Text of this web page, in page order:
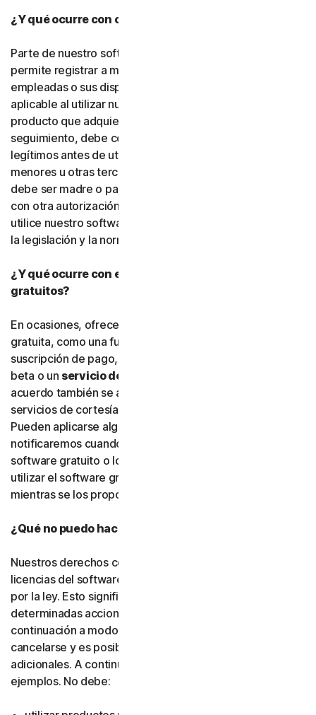
¿Y qué ocurre con otras personas?
Parte de nuestro software o de nuestros servicios le
permite registrar a miembros de su familia, personas
empleadas o sus dispositivos. Debe cumplir la legislación
aplicable al utilizar nuestro software y servicios. Si el
producto que adquiere incluye funciones de
seguimiento, debe contar con el derecho y la autoridad
legítimos antes de utilizarlas para rastrear o supervisar a
menores u otras terceras personas. Esto significa que
debe ser madre o padre, tutor o tutora legal, o contar
con otra autorización legal. Gen Digital exige que usted
utilice nuestro software y servicios de conformidad con
la legislación y la normativa aplicables.
¿Y qué ocurre con el software y los servicios
gratuitos?
En ocasiones, ofrecemos software y servicios de forma
gratuita, como una función adicional dentro de una
suscripción de pago, una versión preliminar, software
beta o un servicio de cortesía
acuerdo también se aplican al
servicios de cortesía, salvo que indiquemos lo contrario.
Pueden aplicarse algunas limitaciones, y se las
notificaremos cuando pongamos a su disposición el
software gratuito o los servicios de cortesía. Puede
utilizar el software gratuito y los servicios de cortesía
mientras se los proporcionemos.
¿Qué no puedo hacer con el software y los servicios?
Nuestros derechos como titulares o emisores de
licencias del software y los servicios están protegidos
por la ley. Esto significa que, si usted realiza
determinadas acciones, como las que se indican a
continuación a modo de ejemplo, su suscripción puede
cancelarse y es posible que debamos adoptar medidas
adicionales. A continuación, se incluyen algunos
ejemplos. No debe: